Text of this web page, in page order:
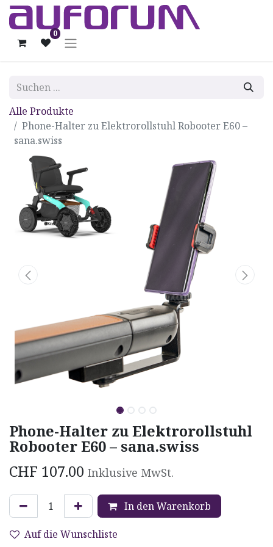
0
Alle Produkte
Phone-Halter zu Elektrorollstuhl Robooter E60 –
sana.swiss
Phone-Halter zu Elektrorollstuhl
Robooter E60 – sana.swiss
CHF 107.00 Inklusive MwSt.
In den Warenkorb
Auf die Wunschliste